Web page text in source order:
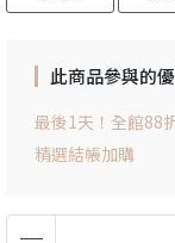
此商品參與的
最後1天！全館88
精選結帳加購